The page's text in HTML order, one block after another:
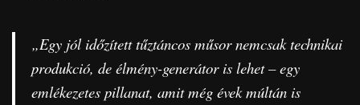
„Egy jól időzített tűztáncos műsor nemcsak technikai
produkció, de élmény-generátor is lehet – egy
emlékezetes pillanat, amit még évek múltán is